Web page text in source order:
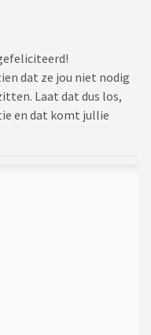
dat ze jou niet nodig
Laat dat dus los,
en dat komt jullie